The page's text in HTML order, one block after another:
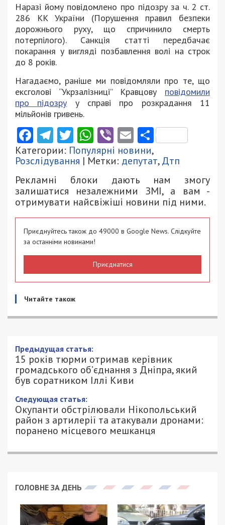
Наразі йому повідомлено про підозруза ч. 2 ст.
286 КК України (Порушення правил безпеки
дорожнього руху, що спричинило смерть
потерпілого). Санкція статті передбачає
покарання у вигляді позбавлення волі на строк
до 8 років.
Нагадаємо, раніше ми повідомляли про те, що
ексголові “Укрзалізниці” Кравцову повідомили
про підозру у справі про розкрадання 11
мільйонів гривень.
Facebook
Telegram
Twitter
WhatsApp
ViberEmail
Категории: Популярні новини,
Розслідування | Метки: депутат,Дтп
Рекламні блоки дають нам змогу
залишатися незалежними ЗМІ, а вам -
отримувати найсвіжіші новини під ними.
Приєднуйтесь також до 49000 в Google News. Слідкуйте
за останніми новинами!
Приєднатися
Читайте також
15 років тюрми отримав керівник
громадського об’єднання з Дніпра,
який був соратником Іллі Киви
29/02/2024 - 17:32
ПЕТРО ЩУКІН - СПЕЦИАЛЬНО ДЛЯ
49000.COM.UA
1739